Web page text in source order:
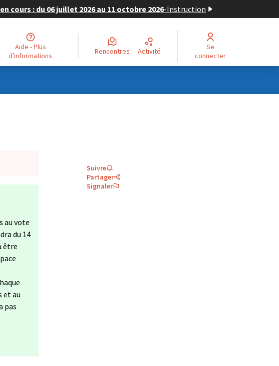
: du 06 juillet 2026 au 11 octobre 2026-Instruction
Aide - Plus
d'informations
Rencontres Activité
Se
connecter
au vote
du 14
être
et au
pas
Suivre
Partager
Signaler